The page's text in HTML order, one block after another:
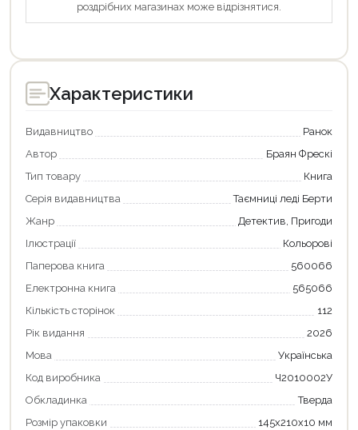
роздрібних магазинах може відрізнятися.
Характеристики
Видавництво
Ранок
Автор
Браян Фрескі
Тип товару
Книга
Серія видавництва
Таємниці леді Берти
Жанр
Детектив, Пригоди
Ілюстрації
Кольорові
Паперова книга
560066
Електронна книга
565066
Кількість сторінок
112
Рік видання
2026
Мова
Українська
Код виробника
Ч2010002У
Обкладинка
Тверда
Розмір упаковки
145x210x10 мм